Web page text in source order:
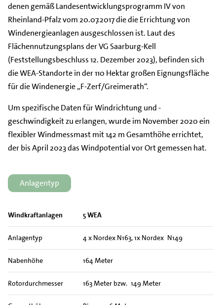
denen gemäß Landesentwicklungsprogramm IV von
Rheinland-Pfalz vom 20.07.2017 die die Errichtung von
Windenergieanlagen ausgeschlossen ist. Laut des
Flächennutzungsplans der VG Saarburg-Kell
(Feststellungsbeschluss 12. Dezember 2023), befinden sich
die WEA-Standorte in der 110 Hektar großen Eignungsfläche
für die Windenergie „F-Zerf/Greimerath“.
Um spezifische Daten für Windrichtung und -
geschwindigkeit zu erlangen, wurde im November 2020 ein
flexibler Windmessmast mit 142 m Gesamthöhe errichtet,
der bis April 2023 das Windpotential vor Ort gemessen hat.
Anlagentyp
Windkraftanlagen 5 WEA
Anlagentyp 4 x Nordex N163, 1x Nordex N149
Nabenhöhe 164 Meter
Rotordurchmesser 163 Meter bzw. 149 Meter